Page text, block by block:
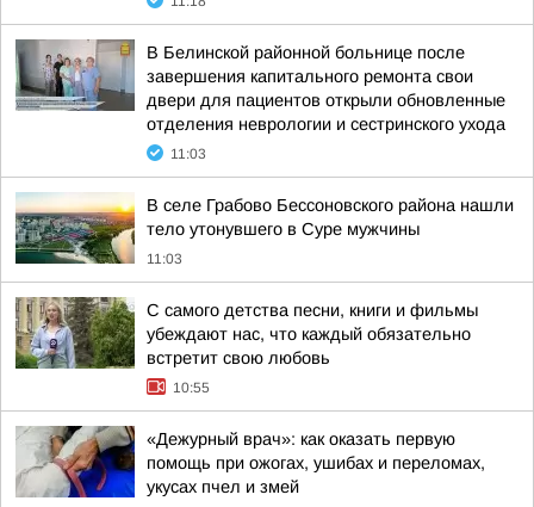
В Белинской районной больнице после
завершения капитального ремонта свои
двери для пациентов открыли обновленные
отделения неврологии и сестринского ухода
11:03
В селе Грабово Бессоновского района нашли
тело утонувшего в Суре мужчины
11:03
С самого детства песни, книги и фильмы
убеждают нас, что каждый обязательно
встретит свою любовь
10:55
«Дежурный врач»: как оказать первую
помощь при ожогах, ушибах и переломах,
укусах пчел и змей